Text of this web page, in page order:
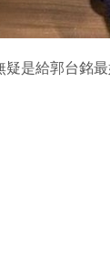
是給郭台銘